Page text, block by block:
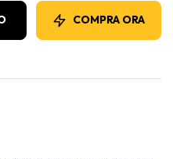
COMPRA ORA